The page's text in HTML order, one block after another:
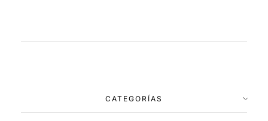
CATEGORÍAS